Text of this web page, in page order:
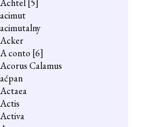
Achtel[5]
acimut
acimutalny
Acker
A conto [6]
Acorus Calamus
aćpan
Actaea
Actis
Activa